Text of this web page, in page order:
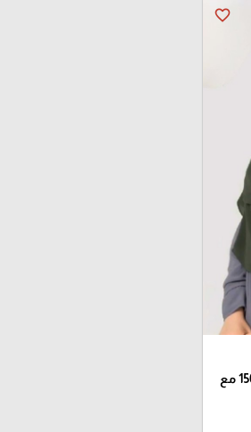
favorite_border
حجاب ماليزي مربع 150*150 مع